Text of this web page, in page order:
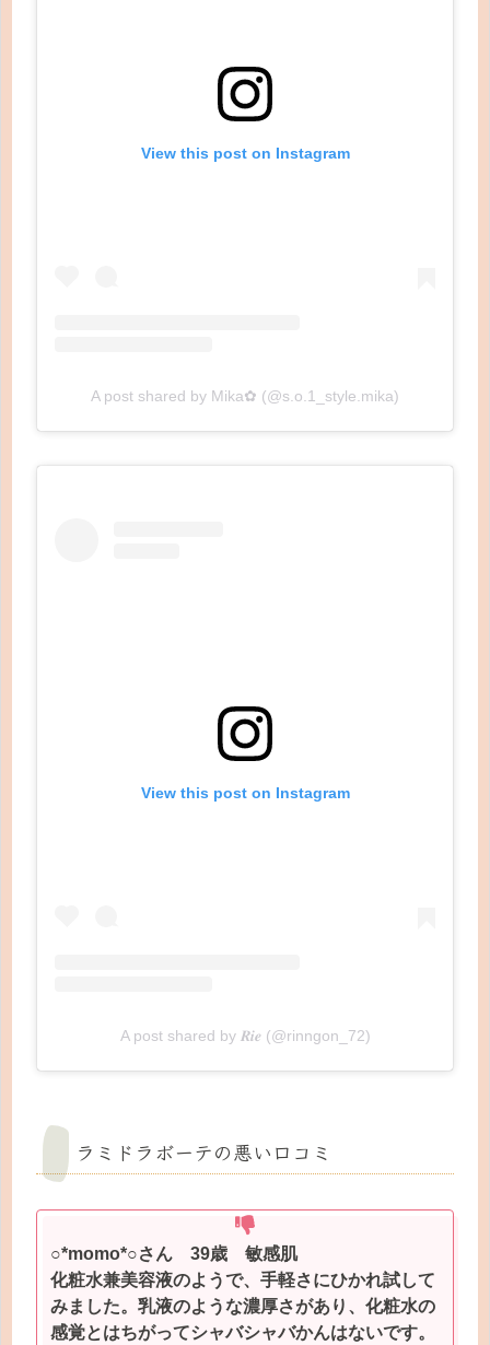
View this post on Instagram
A post shared by Mika✿ (@s.o.1_style.mika)
View this post on Instagram
A post shared by 𝑹𝒊𝒆 (@rinngon_72)
ラミドラボーテの悪い口コミ
○*momo*○さん 39歳 敏感肌
化粧水兼美容液のようで、手軽さにひかれ試して
みました。乳液のような濃厚さがあり、化粧水の
感覚とはちがってシャバシャバかんはないです。